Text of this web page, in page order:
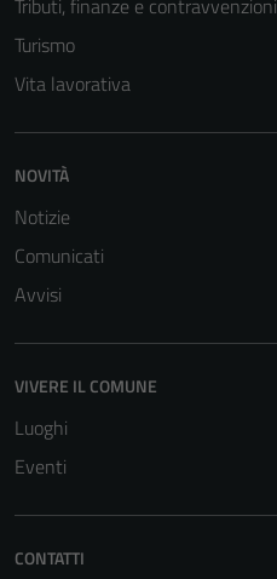
Tributi, finanze e contravvenzioni
Turismo
Vita lavorativa
NOVITÀ
Notizie
Comunicati
Avvisi
VIVERE IL COMUNE
Luoghi
Eventi
CONTATTI